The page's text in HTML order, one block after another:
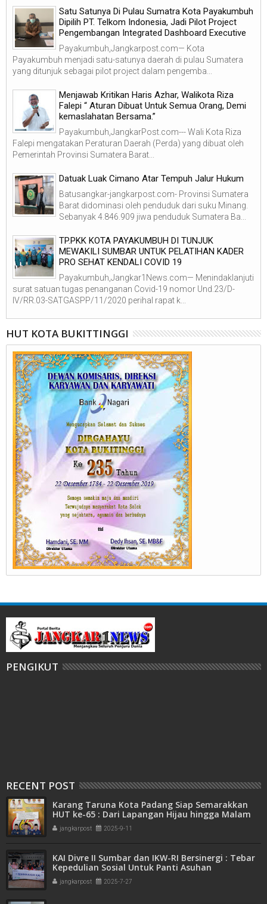
Satu Satunya Di Pulau Sumatra Kota Payakumbuh
Dipilih PT. Telkom Indonesia, Jadi Pilot Project
Pengembangan Integrated Dashboard Executive
Payakumbuh,Jangkarpost.com— Kota
Payakumbuh menjadi satu-satunya daerah di pulau Sumatera
yang ditunjuk sebagai pilot project dalam pengemba...
Menjawab Kritikan Haris Azhar, Walikota Riza
Falepi “ Aturan Dibuat Untuk Semua Orang, Demi
kemaslahatan Bersama.”
Payakumbuh,JangkarPost.com--- Wali Kota Riza
Falepi mengatakan Peraturan Daerah (Perda) yang dibuat oleh
Pemerintah Provinsi Sumatera Barat...
Datuak Luak Cimano Atar Tempuh Jalur Hukum
Batusangkar-jangkarpost.com- Provinsi Sumatera
Barat didominasi oleh penduduk dari suku Minang.
Sebanyak 4.846.909 jiwa penduduk Sumatera Ba...
TP.PKK KOTA PAYAKUMBUH DI TUNJUK
MEWAKILI SUMBAR UNTUK PELATIHAN KADER
PRO SEHAT KENDALI COVID 19
Payakumbuh,Jangkar1News.com— Menindaklanjuti
surat satuan tugas penanganan Covid-19 nomor Und.23/D-
IV/RR.03-SATGASPP/11/2020 perihal rapat k...
HUT KOTA BUKITTINGGI
PENGIKUT
RECENT POST
Karang Taruna Kota Padang Siap Semarakkan
HUT ke-65 : Dari Lapangan Hijau hingga Malam
Kebersamaan
jangkarpost 2025-9-11
KAI Divre II Sumbar dan IKW-RI Bersinergi : Tebar
Kepedulian Sosial Untuk Panti Asuhan
jangkarpost 2025-7-27